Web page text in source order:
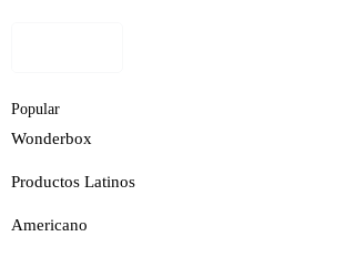
Popular
Wonderbox
Productos Latinos
Americano